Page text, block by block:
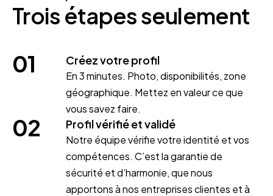
Trois étapes seulement
01
Créez votre profil
En 3 minutes. Photo, disponibilités, zone
géographique. Mettez en valeur ce que
vous savez faire.
02 Profil vérifié et validé
Notre équipe vérifie votre identité et vos
compétences. C’est la garantie de
sécurité et d’harmonie, que nous
apportons à nos entreprises clientes et à